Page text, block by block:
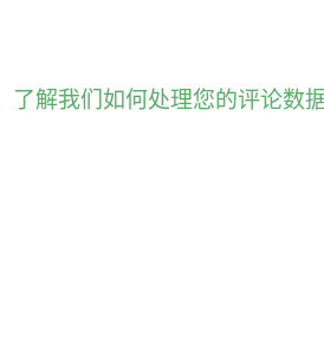
了解我们如何处理您的评论数